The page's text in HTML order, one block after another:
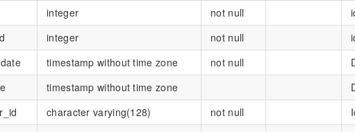
integer not null
integer not null
timestamp without time zone not null
timestamp without time zone
character varying(128) not null